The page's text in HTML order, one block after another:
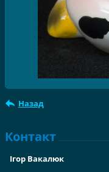
Назад
Контакт
Ігор Вакалюк